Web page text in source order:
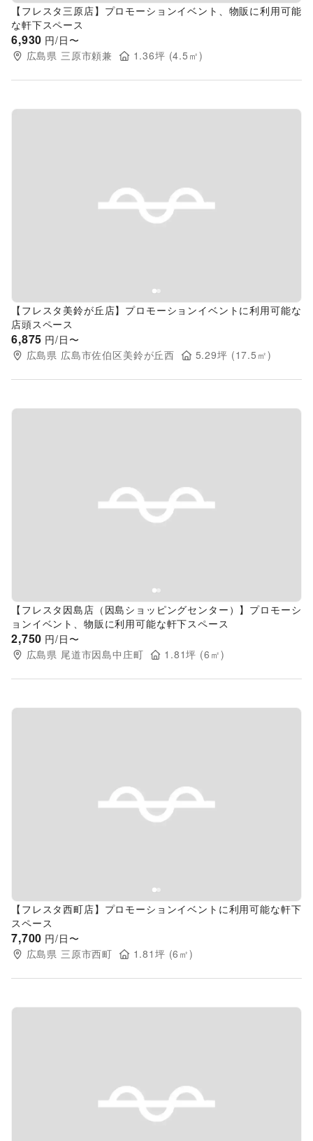
【フレスタ三原店】プロモーションイベント、物販に利用可能
な軒下スペース
6,930 円/日〜
広島県 三原市頼兼 1.36坪 (4.5 ㎡)
Previous slide
【フレスタ美鈴が丘店】プロモーションイベントに利用可能な
店頭スペース
6,875 円/日〜
広島県 広島市佐伯区美鈴が丘西 5.29坪 (17.5 ㎡)
Previous slide
【フレスタ因島店（因島ショッピングセンター）】プロモーシ
ョンイベント、物販に利用可能な軒下スペース
2,750 円/日〜
広島県 尾道市因島中庄町 1.81坪 (6 ㎡)
Previous slide
【フレスタ西町店】プロモーションイベントに利用可能な軒下
スペース
7,700 円/日〜
広島県 三原市西町 1.81 坪 (6 ㎡)
Previous slide